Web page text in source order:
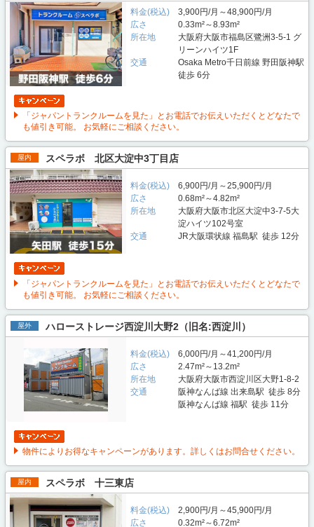
料金(税込)
3,900円/月～48,900円/月
広さ
0.33m²～8.93m²
所在地
大阪府大阪市福島区鷺洲3-5-1 グ
リーンハイツ1F
交通
Osaka Metro千日前線 野田阪神駅
徒歩 6分
「ジャパントランクルームを見た」とお電話でお伝えいただくとどなたで
も値引き可能。 お気軽にご相談ください。
屋内 スペラボ 北区大淀中3丁目店
料金(税込)
6,900円/月～25,900円/月
広さ
0.68m²～4.82m²
所在地
大阪府大阪市北区大淀中3-7-5大
淀ハイツ102号室
交通
JR大阪環状線 福島駅 徒歩 12分
「ジャパントランクルームを見た」とお電話でお伝えいただくとどなたで
も値引き可能。 お気軽にご相談ください。
屋外 ハローストレージ西淀川大野2（旧名:西淀川）
料金(税込)
6,000円/月～41,200円/月
広さ
2.47m²～13.2m²
所在地
大阪府大阪市西淀川区大野1-8-2
交通
阪神なんば線 出来島駅 徒歩 8分
阪神なんば線 福駅 徒歩 11分
物件によりお得なキャンペーンがあります。詳しくはお問合せください。
屋内 スペラボ 十三東店
料金(税込)
2,900円/月～45,900円/月
広さ
0.32m²～6.72m²